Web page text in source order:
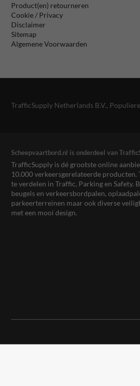
Product(en) retourneren
Cookie / Privacy
Disclaimer
Sitemap
Algemene Voorwaarden
TrafficSupply Netherlands B.V.,
Scheepvaartbord.nl is onderdeel van
TrafficSupply is dé grootste online
10.000 verkeersgerelateerde
te verdelen in Traffic, Parking en Safety.
beugels en verkeersbordpalen,
parkeerterreinen maar ook diverse
met een mooi design.